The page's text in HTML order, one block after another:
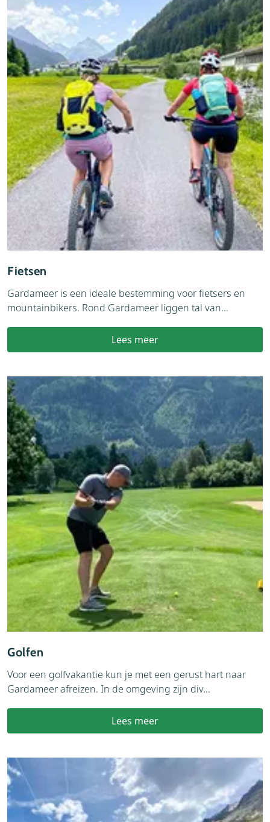
Fietsen
Gardameer is een ideale bestemming voor fietsers en
mountainbikers. Rond Gardameer liggen tal van...
Lees meer
Golfen
Voor een golfvakantie kun je met een gerust hart naar
Gardameer afreizen. In de omgeving zijn div...
Lees meer